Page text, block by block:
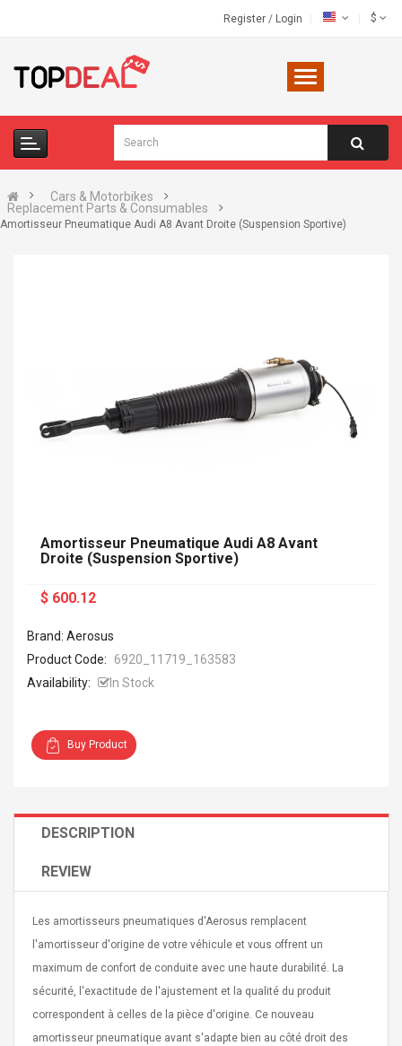
Register / Login $
Cars & Motorbikes
Replacement Parts & Consumables
Amortisseur Pneumatique Audi A8 Avant Droite (Suspension Sportive)
Adapter 5v/2.1a Ac Usb
Wall Charger Travel
Adapter For Samsung
Mobile Universal Charging
Charge Adapter
$ 1.72
Amortisseur Pneumatique Audi A8 Avant
Droite (Suspension Sportive)
$ 600.12
Brand: Aerosus
Product Code:
6920_11719_163583
Availability:
In Stock
Buy Product
DESCRIPTION
REVIEW
Les amortisseurs pneumatiques d'Aerosus remplacent
l'amortisseur d'origine de votre véhicule et vous offrent un
maximum de confort de conduite avec une haute durabilité. La
sécurité, l'exactitude de l'ajustement et la qualité du produit
correspondent à celles de la pièce d'origine. Ce nouveau
amortisseur pneumatique avant s'adapte bien au côté droit des